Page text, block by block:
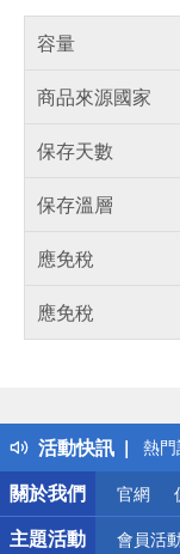
容量
商品來源國家
保存天數
保存溫層
應免稅
應免稅
活動快訊
得
熱
銀
偏
詐
關於我們
官網
主題活動 會員活